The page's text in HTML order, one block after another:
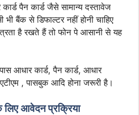
पैन कार्ड जैसे सामान्य दस्तावेज
भी बैंक से डिफाल्टर नहीं होनी चाहिए
है रखते हैं तो फोन पे आसानी से यह
आधार कार्ड, पैन कार्ड, आधार
, पासबुक आदि होना जरूरी है।
आवेदन प्रक्रिया